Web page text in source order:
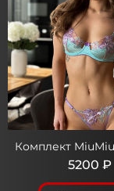
Комплект
5200 ₽